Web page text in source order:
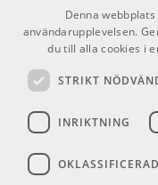
Försäljningsvillkor
Inlogg för återförsäljare
Denna
användarupplevelsen.
du till alla cookies i
STRIKT
INRIKTNING